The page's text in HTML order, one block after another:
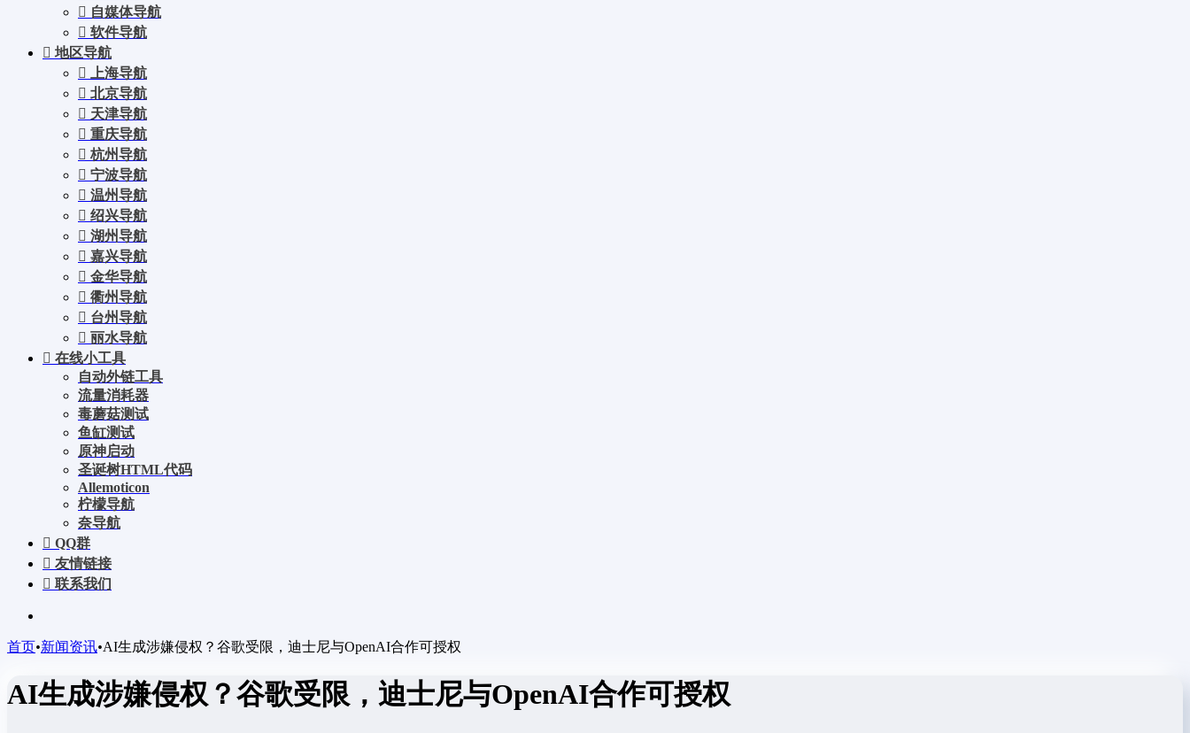
自媒体导航
软件导航
地区导航
上海导航
北京导航
天津导航
重庆导航
杭州导航
宁波导航
温州导航
绍兴导航
湖州导航
嘉兴导航
金华导航
衢州导航
台州导航
丽水导航
在线小工具
自动外链工具
流量消耗器
毒蘑菇测试
鱼缸测试
原神启动
圣诞树HTML代码
Allemoticon
柠檬导航
奈导航
QQ群
友情链接
联系我们
首页•新闻资讯•AI生成涉嫌侵权？谷歌受限，迪士尼与OpenAI合作可授权
AI生成涉嫌侵权？谷歌受限，迪士尼与OpenAI合作可授权